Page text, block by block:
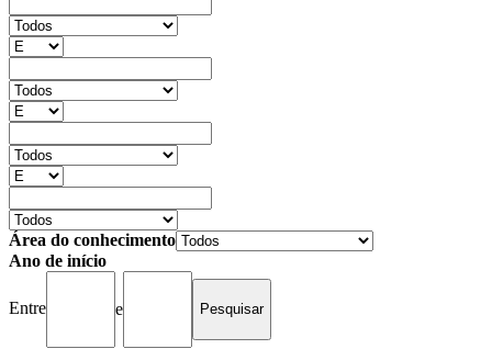
Área do conhecimento
Ano de início
Entre e